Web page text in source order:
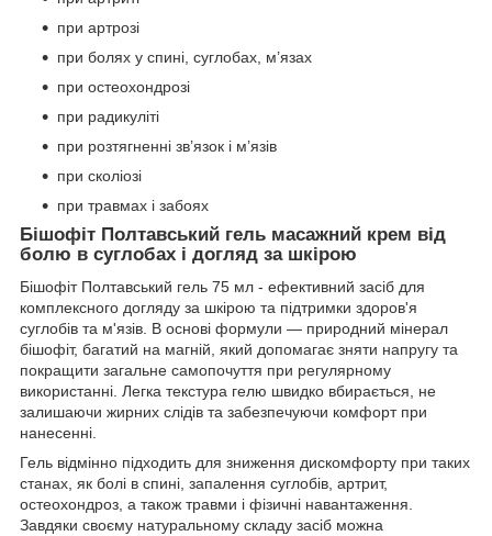
при артрозі
при болях у спині, суглобах, м’язах
при остеохондрозі
при радикуліті
при розтягненні зв’язок і м’язів
при сколіозі
при травмах і забоях
Бішофіт Полтавський гель масажний крем від
болю в суглобах і догляд за шкірою
Бішофіт Полтавський гель 75 мл - ефективний засіб для
комплексного догляду за шкірою та підтримки здоров'я
суглобів та м'язів. В основі формули — природний мінерал
бішофіт, багатий на магній, який допомагає зняти напругу та
покращити загальне самопочуття при регулярному
використанні. Легка текстура гелю швидко вбирається, не
залишаючи жирних слідів та забезпечуючи комфорт при
нанесенні.
Гель відмінно підходить для зниження дискомфорту при таких
станах, як болі в спині, запалення суглобів, артрит,
остеохондроз, а також травми і фізичні навантаження.
Завдяки своєму натуральному складу засіб можна